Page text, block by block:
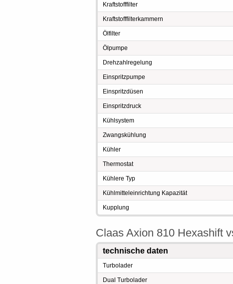
Kraftstofffilter
Kraftstofffilterkammern
Ölfilter
Ölpumpe
Drehzahlregelung
Einspritzpumpe
Einspritzdüsen
Einspritzdruck
Kühlsystem
Zwangskühlung
Kühler
Thermostat
Kühlere Typ
Kühlmitteleinrichtung Kapazität
Kupplung
Claas Axion 810 Hexashift
technische daten
Turbolader
Dual Turbolader